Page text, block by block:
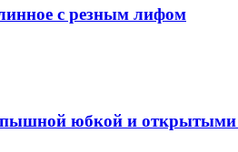
с резным лифом
пышной юбкой и